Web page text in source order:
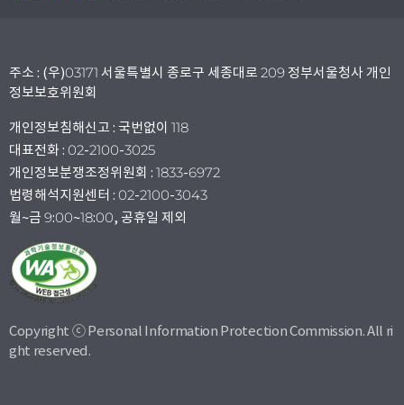
주소 : (우)03171 서울특별시 종로구 세종대로 209 정부서울청사 개인
정보보호위원회
개인정보침해신고 : 국번없이 118
대표전화 : 02-2100-3025
개인정보분쟁조정위원회 : 1833-6972
법령해석지원센터 : 02-2100-3043
월~금 9:00~18:00, 공휴일 제외
Copyright ⓒ Personal Information Protection Commission. All ri
ght reserved.